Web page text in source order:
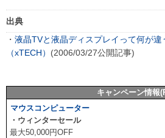
出典
・ 液晶TVと液晶ディスプレイって何が
（xTECH） (2006/03/27公開記事)
キャンペーン情報
マウスコンピューター
・ウィンターセール
最大50,000円OFF